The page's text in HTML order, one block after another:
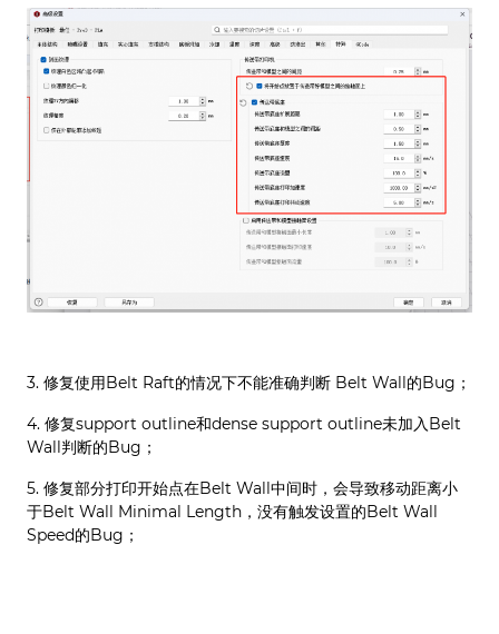
3. 修复使用Belt Raft的情况下不能准确判断 Belt Wall的Bug；
4. 修复support outline和dense support outline未加入Belt
Wall判断的Bug；
5. 修复部分打印开始点在Belt Wall中间时，会导致移动距离小
于Belt Wall Minimal Length，没有触发设置的Belt Wall
Speed的Bug；